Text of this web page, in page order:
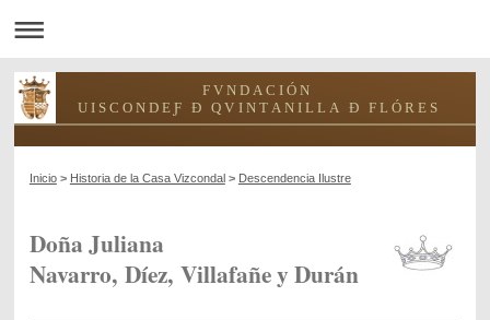
F V N D A C I Ó N
U I S C O N D E Ƒ Ð Q V I N T A N I L L A Ð F L Ó R E S
Inicio> Historia de la Casa Vizcondal> Descendencia Ilustre
Doña Juliana
Navarro, Díez, Villafañe y Durán